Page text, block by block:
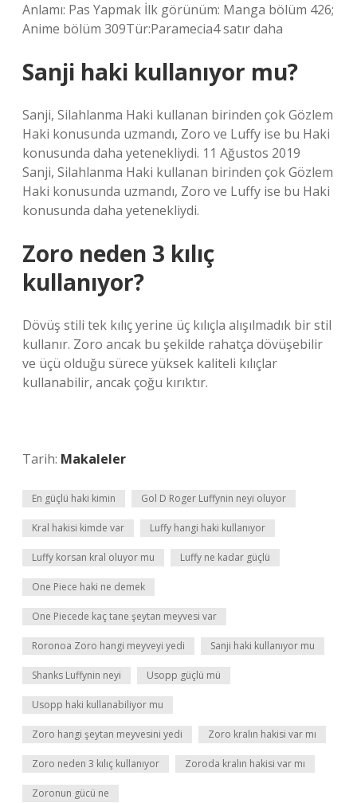
Anlamı: Pas Yapmak İlk görünüm: Manga bölüm 426;
Anime bölüm 309Tür:Paramecia4 satır daha
Sanji haki kullanıyor mu?
Sanji, Silahlanma Haki kullanan birinden çok Gözlem
Haki konusunda uzmandı, Zoro ve Luffy ise bu Haki
konusunda daha yetenekliydi. 11 Ağustos 2019
Sanji, Silahlanma Haki kullanan birinden çok Gözlem
Haki konusunda uzmandı, Zoro ve Luffy ise bu Haki
konusunda daha yetenekliydi.
Zoro neden 3 kılıç
kullanıyor?
Dövüş stili tek kılıç yerine üç kılıçla alışılmadık bir stil
kullanır. Zoro ancak bu şekilde rahatça dövüşebilir
ve üçü olduğu sürece yüksek kaliteli kılıçlar
kullanabilir, ancak çoğu kırıktır.
Tarih: Makaleler
En güçlü haki kimin Gol D Roger Luffynin neyi oluyor
Kral hakisi kimde var Luffy hangi haki kullanıyor
Luffy korsan kral oluyor mu Luffy ne kadar güçlü
One Piece haki ne demek
One Piecede kaç tane şeytan meyvesi var
Roronoa Zoro hangi meyveyi yedi Sanji haki kullanıyor mu
Shanks Luffynin neyi Usopp güçlü mü
Usopp haki kullanabiliyor mu
Zoro hangi şeytan meyvesini yedi Zoro kralın hakisi var mı
Zoro neden 3 kılıç kullanıyor Zoroda kralın hakisi var mı
Zoronun gücü ne